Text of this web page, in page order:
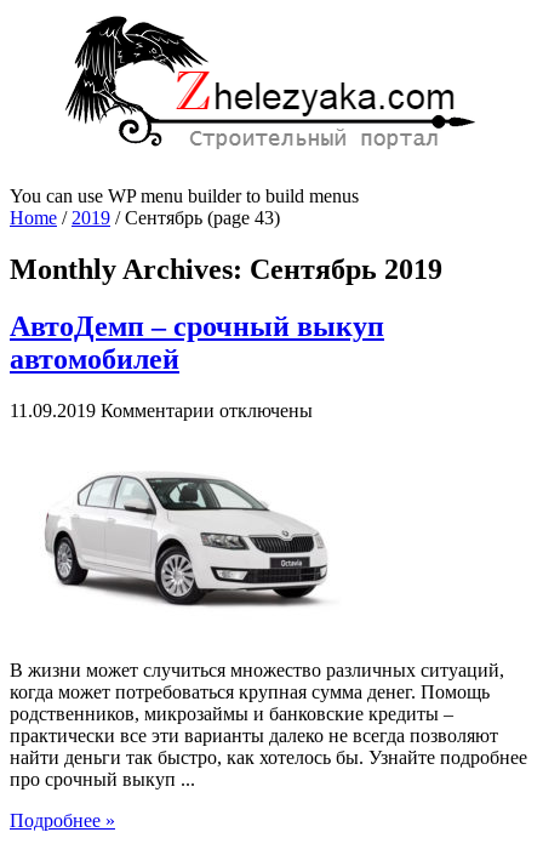
You can use WP menu builder to build menus
Home /2019 /Сентябрь (page 43)
Monthly Archives: Сентябрь 2019
АвтоДемп – срочный выкуп
автомобилей
11.09.2019 Комментарии к
–
срочный
выкуп
автомобилей
отключены
В жизни может случиться множество различных ситуаций,
когда может потребоваться крупная сумма денег. Помощь
родственников, микрозаймы и банковские кредиты –
практически все эти варианты далеко не всегда позволяют
найти деньги так быстро, как хотелось бы. Узнайте подробнее
про срочный выкуп ...
Подробнее »